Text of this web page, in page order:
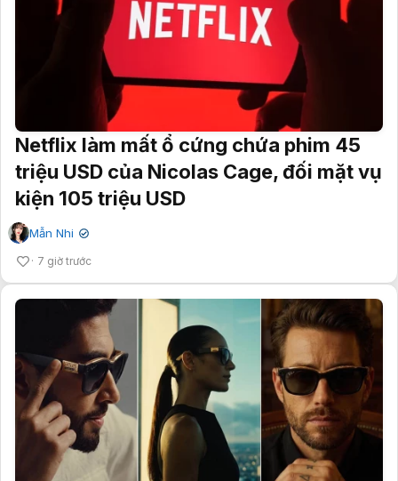
Netflix làm mất ổ cứng chứa phim 45
triệu USD của Nicolas Cage, đối mặt vụ
kiện 105 triệu USD
Mẫn Nhi ✔
7 giờ trước